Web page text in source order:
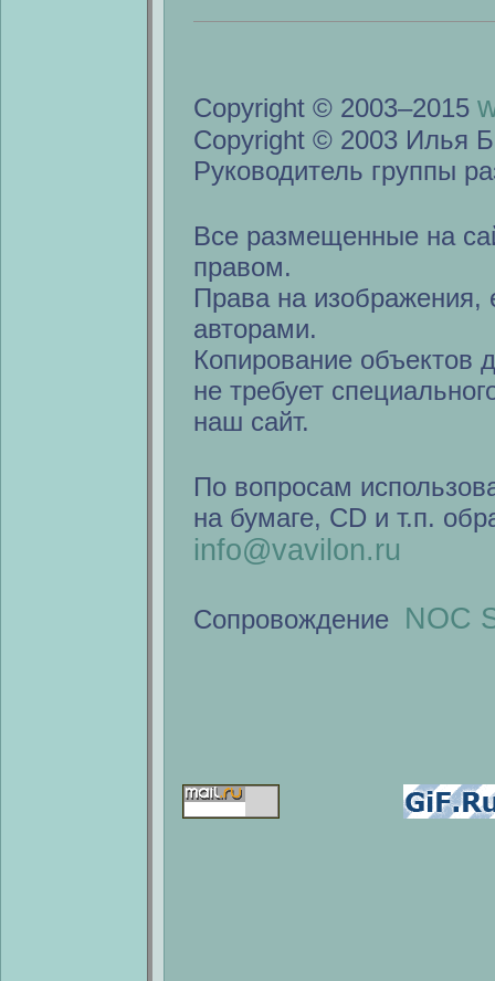
Copyright © 2003–2015
Copyright © 2003 Илья
Руководитель группы
Все размещенные на
правом.
Права на изображения,
авторами.
Копирование объектов
не требует
наш сайт.
По вопросам
на бумаге, CD и т.п.
info@vavilon.ru
Сопровождение NOC